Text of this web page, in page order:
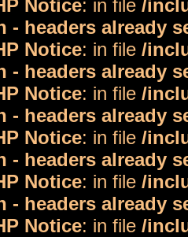
Notice: in file /
- headers already
Notice: in file /
- headers already
Notice: in file /
- headers already
Notice: in file /
- headers already
Notice: in file /
- headers already
Notice: in file /